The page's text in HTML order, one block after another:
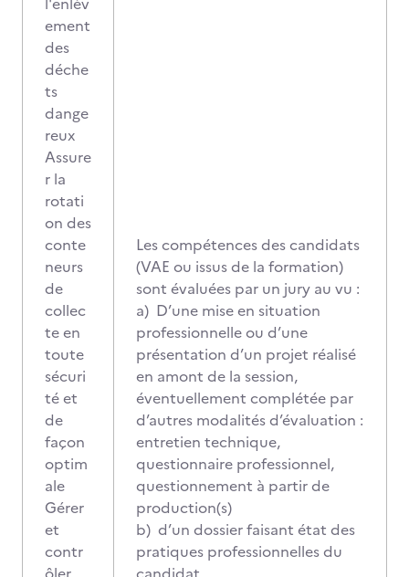
ement
des
déche
ts
dange
reux
Assure
r la
rotati
on des
conte
neurs
de
collec
te en
toute
sécuri
té et
de
façon
optim
ale
Gérer
et
contr
Les compétences des candidats
(VAE ou issus de la formation)
sont évaluées par un jury au vu :
a) D’une mise en situation
professionnelle ou d’une
présentation d’un projet réalisé
en amont de la session,
éventuellement complétée par
d’autres modalités d’évaluation :
entretien technique,
questionnaire professionnel,
questionnement à partir de
production(s)
b) d’un dossier faisant état des
pratiques professionnelles du